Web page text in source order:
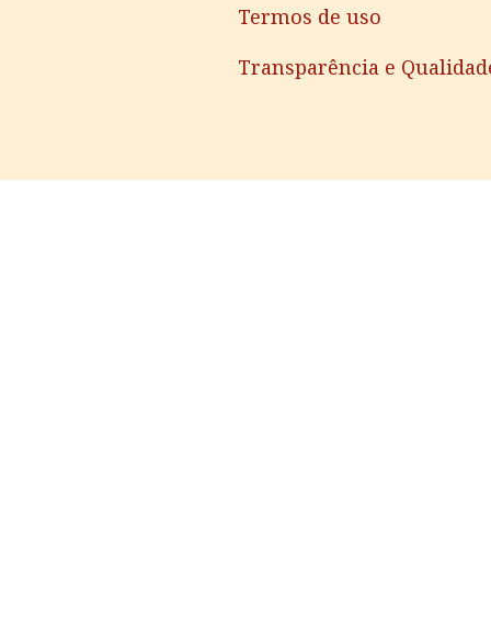
Termos de uso
Transparência e